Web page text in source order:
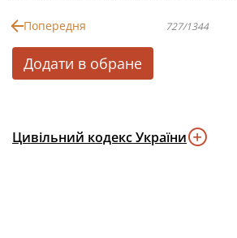
Попередня 727/1344
Додати в обране
Цивільний кодекс України